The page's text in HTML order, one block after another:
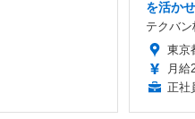
を活か
テクバ
東京
月給
正社